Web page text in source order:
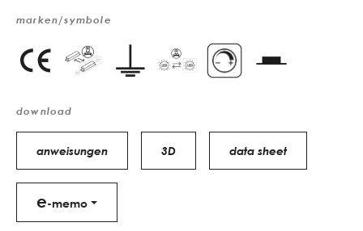
marken/symbole
download
anweisungen 3D data sheet
e-memo